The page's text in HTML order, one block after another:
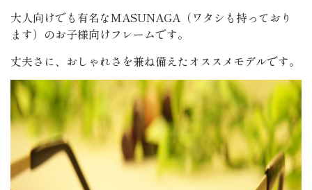
大人向けでも有名なMASUNAGA（ワタシも持っており
ます）のお子様向けフレームです。
丈夫さに、おしゃれさを兼ね備えたオススメモデルです。